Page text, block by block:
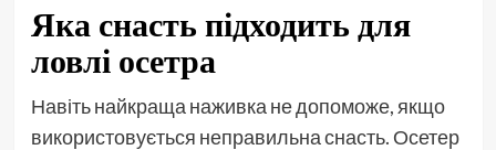
Яка снасть підходить для
ловлі осетра
Навіть найкраща наживка не допоможе, якщо
використовується неправильна снасть. Осетер